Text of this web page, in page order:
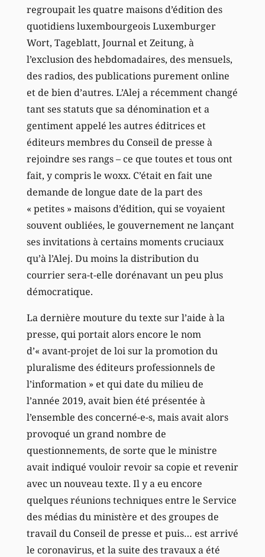
regroupait les quatre maisons d’édition des
quotidiens luxembourgeois Luxemburger
Wort, Tageblatt, Journal et Zeitung, à
l’exclusion des hebdomadaires, des mensuels,
des radios, des publications purement online
et de bien d’autres. L’Alej a récemment changé
tant ses statuts que sa dénomination et a
gentiment appelé les autres éditrices et
éditeurs membres du Conseil de presse à
rejoindre ses rangs – ce que toutes et tous ont
fait, y compris le woxx. C’était en fait une
demande de longue date de la part des
« petites » maisons d’édition, qui se voyaient
souvent oubliées, le gouvernement ne lançant
ses invitations à certains moments cruciaux
qu’à l’Alej. Du moins la distribution du
courrier sera-t-elle dorénavant un peu plus
démocratique.
La dernière mouture du texte sur l’aide à la
presse, qui portait alors encore le nom
d’« avant-projet de loi sur la promotion du
pluralisme des éditeurs professionnels de
l’information » et qui date du milieu de
l’année 2019, avait bien été présentée à
l’ensemble des concerné-e-s, mais avait alors
provoqué un grand nombre de
questionnements, de sorte que le ministre
avait indiqué vouloir revoir sa copie et revenir
avec un nouveau texte. Il y a eu encore
quelques réunions techniques entre le Service
des médias du ministère et des groupes de
travail du Conseil de presse et puis… est arrivé
le coronavirus, et la suite des travaux a été